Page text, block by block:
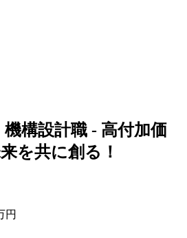
機構設計職 - 高付加価
を共に創る！
円